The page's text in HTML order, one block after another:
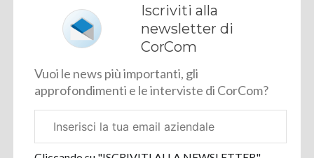
Iscriviti alla
newsletter di
CorCom
Vuoi le news più importanti, gli
approfondimenti e le interviste di CorCom?
aziendale